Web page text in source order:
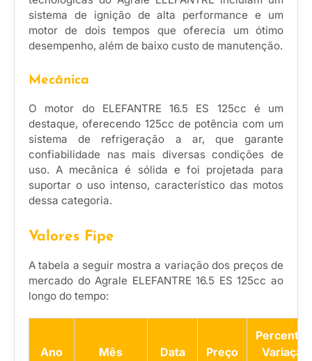
sistema de ignição de alta performance e um
motor de dois tempos que oferecia um ótimo
desempenho, além de baixo custo de manutenção.
Mecânica
O motor do ELEFANTRE 16.5 ES 125cc é um
destaque, oferecendo 125cc de potência com um
sistema de refrigeração a ar, que garante
confiabilidade nas mais diversas condições de
uso. A mecânica é sólida e foi projetada para
suportar o uso intenso, característico das motos
dessa categoria.
Valores Fipe
A tabela a seguir mostra a variação dos preços de
mercado do Agrale ELEFANTRE 16.5 ES 125cc ao
longo do tempo:
Ano Mês Data Preço
Variação